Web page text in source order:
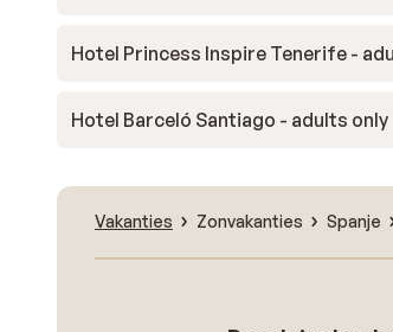
Hotel Princess Inspire Tenerife -
Hotel Barceló Santiago - adults only
Vakanties Zonvakanties Spanje